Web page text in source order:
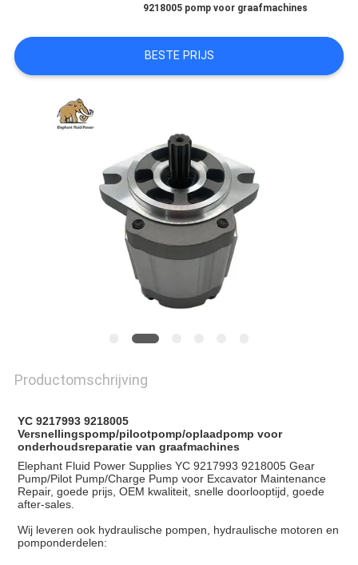
POLICY
9218005 pomp voor graafmachines
BESTE PRIJS
Productomschrijving
YC 9217993 9218005
Versnellingspomp/pilootpomp/oplaadpomp voor
onderhoudsreparatie van graafmachines
Elephant Fluid Power Supplies YC 9217993 9218005 Gear
Pump/Pilot Pump/Charge Pump voor Excavator Maintenance
Repair, goede prijs, OEM kwaliteit, snelle doorlooptijd, goede
after-sales.
Wij leveren ook hydraulische pompen, hydraulische motoren en
pomponderdelen: